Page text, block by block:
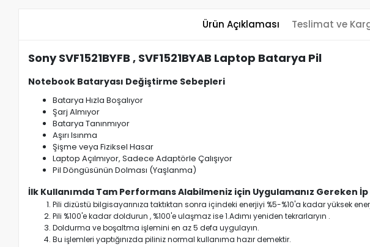
Ürün Açıklaması Teslimat ve
Sony SVF1521BYFB , SVF1521BYAB Laptop Batarya Pil
Notebook Bataryası Değiştirme Sebepleri
Batarya Hızla Boşalıyor
Şarj Almıyor
Batarya Tanınmıyor
Aşırı Isınma
Şişme veya Fiziksel Hasar
Laptop Açılmıyor, Sadece Adaptörle Çalışıyor
Pil Döngüsünün Dolması (Yaşlanma)
İlk Kullanımda Tam Performans Alabilmeniz için Uygulamanız Gereken İp
Pili dizüstü bilgisayarınıza taktıktan sonra içindeki enerjiyi %5-%10'a kadar yüksek
Pili %100'e kadar doldurun , %100'e ulaşmaz ise 1.Adımı yeniden tekrarlaryın .
Doldurma ve boşaltma işlemini en az 5 defa uygulayın.
Bu işlemleri yaptığınızda piliniz normal kullanıma hazır demektir.